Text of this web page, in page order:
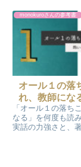
読んだことが無か
monokuroさんの参考書
オール１の落
れ、教師にな
「オール１の落ち
なる」を何度も読
実話の力強さと、
とを素直に書きま